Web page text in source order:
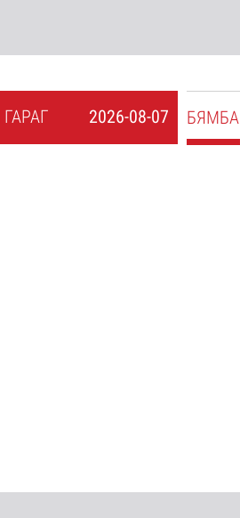
2026-08-07
ГАРАГ БЯМБА